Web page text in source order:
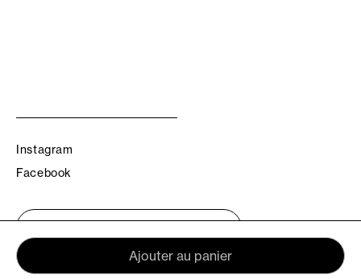
Ajouter au panier
Instagram
Facebook